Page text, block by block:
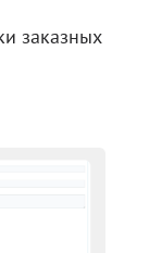
заказных